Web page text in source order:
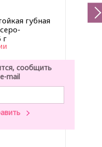
губная
г
сообщить
mail